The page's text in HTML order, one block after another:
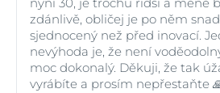
zdánlivě, obličej je po něm
sjednocený než před inovací.
nevýhoda je, že není
moc dokonalý. Děkuji, že tak
vyrábíte a prosím nepřestaňte